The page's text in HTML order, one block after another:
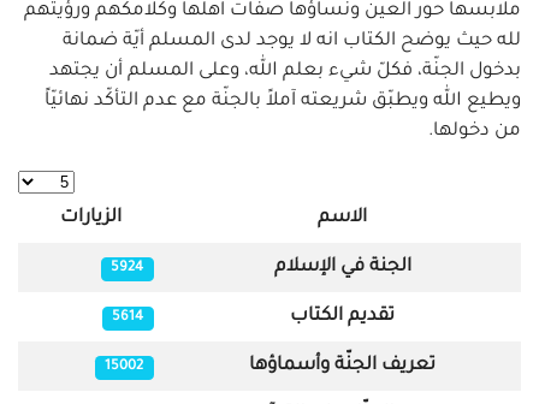
ملابسها حور العين ونساؤها صفات اهلها وكلامكهم ورؤيتهم
لله حيث يوضح الكتاب انه لا يوجد لدى المسلم أيّة ضمانة
بدخول الجنّة، فكلّ شيء بعلم الله، وعلى المسلم أن يجتهد
ويطيع الله ويطبّق شريعته آملاً بالجنّة مع عدم التأكّد نهائيّاً
من دخولها.
عدد
الاسم الزيارات
الجنة في الإسلام 5924
تقديم الكتاب 5614
تعريف الجنّة وأسماؤها 15002